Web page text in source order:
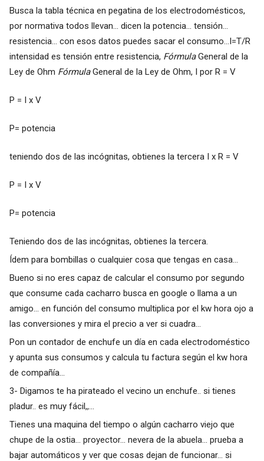
Busca la tabla técnica en pegatina de los electrodomésticos,
por normativa todos llevan... dicen la potencia... tensión...
resistencia... con esos datos puedes sacar el consumo...I=T/R
intensidad es tensión entre resistencia, FórmulaGeneral de la
Ley de Ohm FórmulaGeneral de la Ley de Ohm, I por R = V
P = I x V
P= potencia
teniendo dos de las incógnitas, obtienes la tercera I x R = V
P = I x V
P= potencia
Teniendo dos de las incógnitas, obtienes la tercera.
Ídem para bombillas o cualquier cosa que tengas en casa...
Bueno si no eres capaz de calcular el consumo por segundo
que consume cada cacharro busca en google o llama a un
amigo... en función del consumo multiplica por el kw hora ojo a
las conversiones y mira el precio a ver si cuadra...
Pon un contador de enchufe un día en cada electrodoméstico
y apunta sus consumos y calcula tu factura según el kw hora
de compañía...
3- Digamos te ha pirateado el vecino un enchufe.. si tienes
pladur.. es muy fácil,,...
Tienes una maquina del tiempo o algún cacharro viejo que
chupe de la ostia... proyector... nevera de la abuela... prueba a
bajar automáticos y ver que cosas dejan de funcionar... si